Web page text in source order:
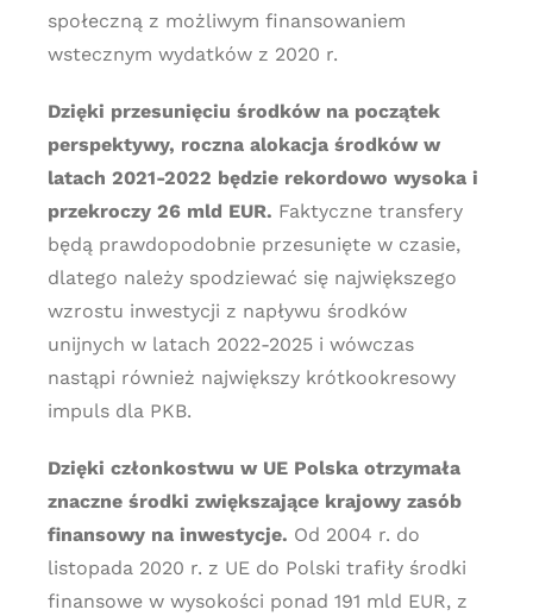
społeczną z możliwym finansowaniem
wstecznym wydatków z 2020 r.
Dzięki przesunięciu środków na początek
perspektywy, roczna alokacja środków w
latach 2021-2022 będzie rekordowo wysoka i
przekroczy 26 mld EUR. Faktyczne transfery
będą prawdopodobnie przesunięte w czasie,
dlatego należy spodziewać się największego
wzrostu inwestycji z napływu środków
unijnych w latach 2022-2025 i wówczas
nastąpi również największy krótkookresowy
impuls dla PKB.
Dzięki członkostwu w UE Polska otrzymała
znaczne środki zwiększające krajowy zasób
finansowy na inwestycje. Od 2004 r. do
listopada 2020 r. z UE do Polski trafiły środki
finansowe w wysokości ponad 191 mld EUR, z